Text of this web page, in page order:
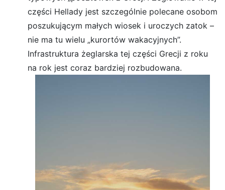
części Hellady jest szczególnie polecane osobom
poszukującym małych wiosek i uroczych zatok –
nie ma tu wielu „kurortów wakacyjnych”.
Infrastruktura żeglarska tej części Grecji z roku
na rok jest coraz bardziej rozbudowana.